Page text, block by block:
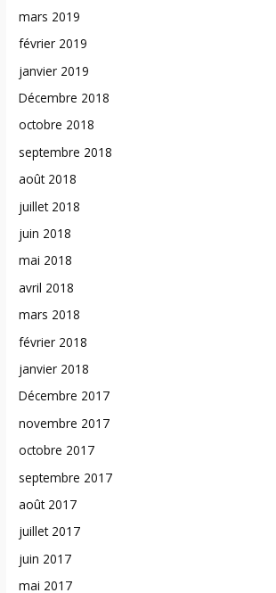
mars 2019
février 2019
janvier 2019
Décembre 2018
octobre 2018
septembre 2018
août 2018
juillet 2018
juin 2018
mai 2018
avril 2018
mars 2018
février 2018
janvier 2018
Décembre 2017
novembre 2017
octobre 2017
septembre 2017
août 2017
juillet 2017
juin 2017
mai 2017